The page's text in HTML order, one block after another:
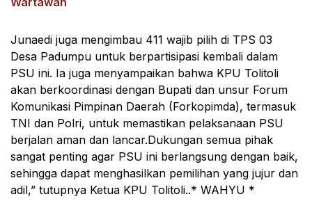
Junaedi juga mengimbau 411 wajib pilih di TPS 03
Desa Padumpu untuk berpartisipasi kembali dalam
PSU ini. Ia juga menyampaikan bahwa KPU Tolitoli
akan berkoordinasi dengan Bupati dan unsur Forum
Komunikasi Pimpinan Daerah (Forkopimda), termasuk
TNI dan Polri, untuk memastikan pelaksanaan PSU
berjalan aman dan lancar.Dukungan semua pihak
sangat penting agar PSU ini berlangsung dengan baik,
sehingga dapat menghasilkan pemilihan yang jujur dan
adil,” tutupnya Ketua KPU Tolitoli..* WAHYU *